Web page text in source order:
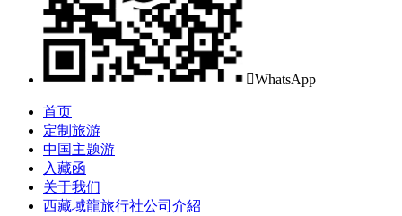
WhatsApp
首页
定制旅游
中国主题游
入藏函
关于我们
西藏域龍旅行社公司介紹